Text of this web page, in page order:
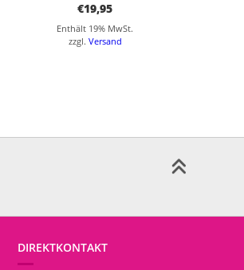
€19,95
Enthält 19% MwSt.
zzgl. Versand
DIREKTKONTAKT